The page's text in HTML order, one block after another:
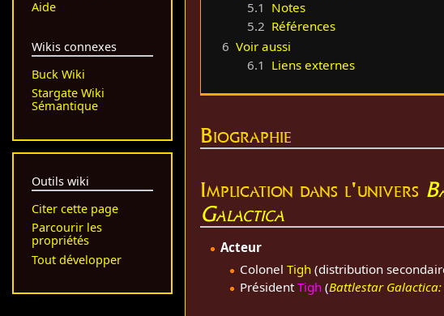
5.1 Notes
5.2 Références
6 Voir aussi
6.1 Liens externes
Biographie
Implication dans l'univers
Galactica
Acteur
Colonel Tigh(distribution
Président Tigh(Battlestar
Aide
Wikis connexes
Buck Wiki
Stargate Wiki
Sémantique
Outils wiki
Citer cette page
Parcourir les
propriétés
Tout développer